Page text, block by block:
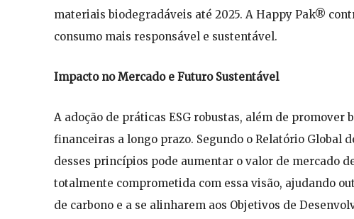
materiais biodegradáveis até 2025. A Happy Pak®
consumo mais responsável e sustentável.
Impacto no Mercado e Futuro Sustentável
A adoção de práticas ESG robustas, além de
financeiras a longo prazo. Segundo o Relatório Global
desses princípios pode aumentar o valor de mercado
totalmente comprometida com essa visão, ajudando
de carbono e a se alinharem aos Objetivos de